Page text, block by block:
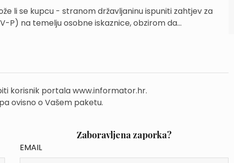
li se kupcu - stranom državljaninu ispuniti zahtjev za
na temelju osobne iskaznice, obzirom da...
korisnik portala www.informator.hr.
ovisno o Vašem paketu.
Zaboravljena zaporka?
EMAIL